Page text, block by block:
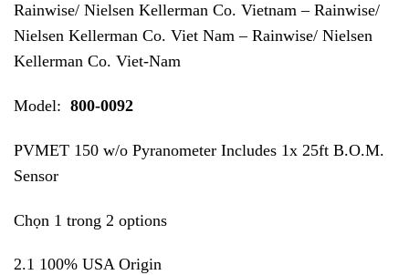
Rainwise/ Nielsen Kellerman Co. Vietnam – Rainwise/
Nielsen Kellerman Co. Viet Nam – Rainwise/ Nielsen
Kellerman Co. Viet-Nam
Model: 800-0092
PVMET 150 w/o Pyranometer Includes 1x 25ft B.O.M.
Sensor
Chọn 1 trong 2 options
2.1 100% USA Origin